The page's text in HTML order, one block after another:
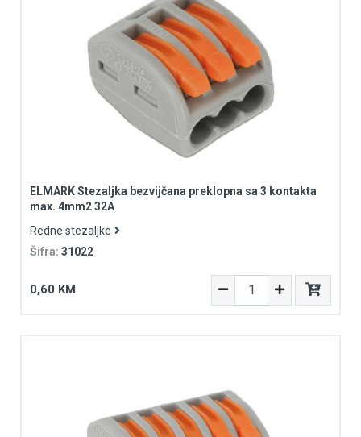
ELMARK Stezaljka bezvijčana preklopna sa 3 kontakta
max. 4mm2 32A
Redne stezaljke
Šifra: 31022
0,60 KM